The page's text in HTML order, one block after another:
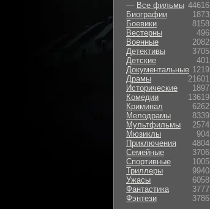
— Все фильмы 44616
Биографии
1873
Боевики
8158
Вестерны
496
Военные
2082
Детективы
3705
Детские
401
Документальные 1219
Драмы
21601
Исторические
1897
Комедии
13619
Криминал
6262
Мелодрамы
8339
Мультфильмы
2574
Мюзиклы
904
Приключения
4804
Семейные
3706
Cпортивные
1005
Триллеры
9940
Ужасы
6058
Фантастика
3777
Фэнтези
3786